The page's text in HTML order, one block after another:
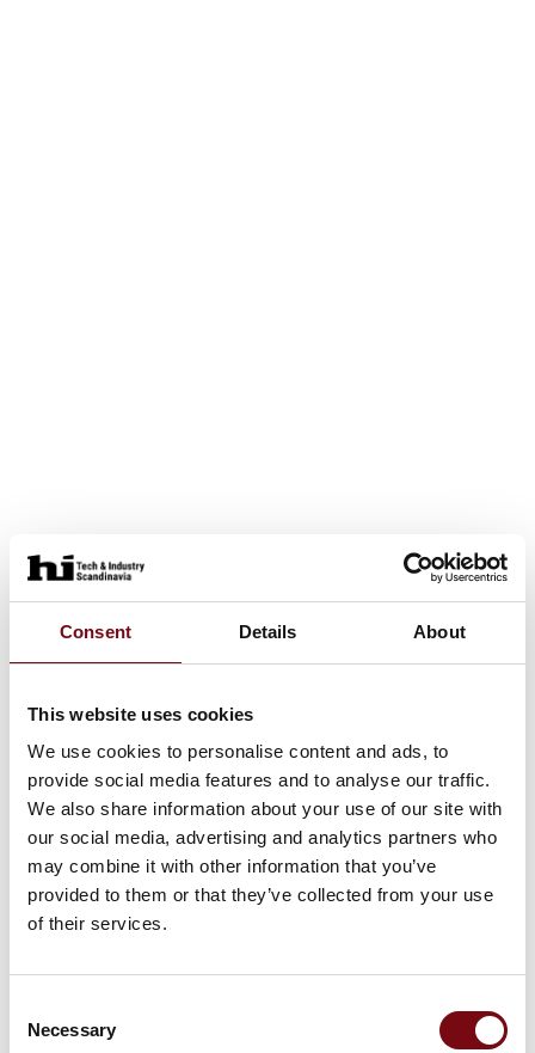
Consent Details About
This website uses cookies
We use cookies to personalise content and ads, to
provide social media features and to analyse our traffic.
We also share information about your use of our site with
our social media, advertising and analytics partners who
may combine it with other information that you’ve
provided to them or that they’ve collected from your use
of their services.
Selection
Necessary